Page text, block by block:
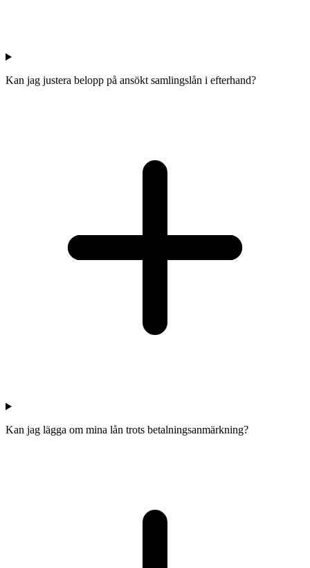
Kan jag justera belopp på ansökt samlingslån i efterhand?
Kan jag lägga om mina lån trots betalningsanmärkning?